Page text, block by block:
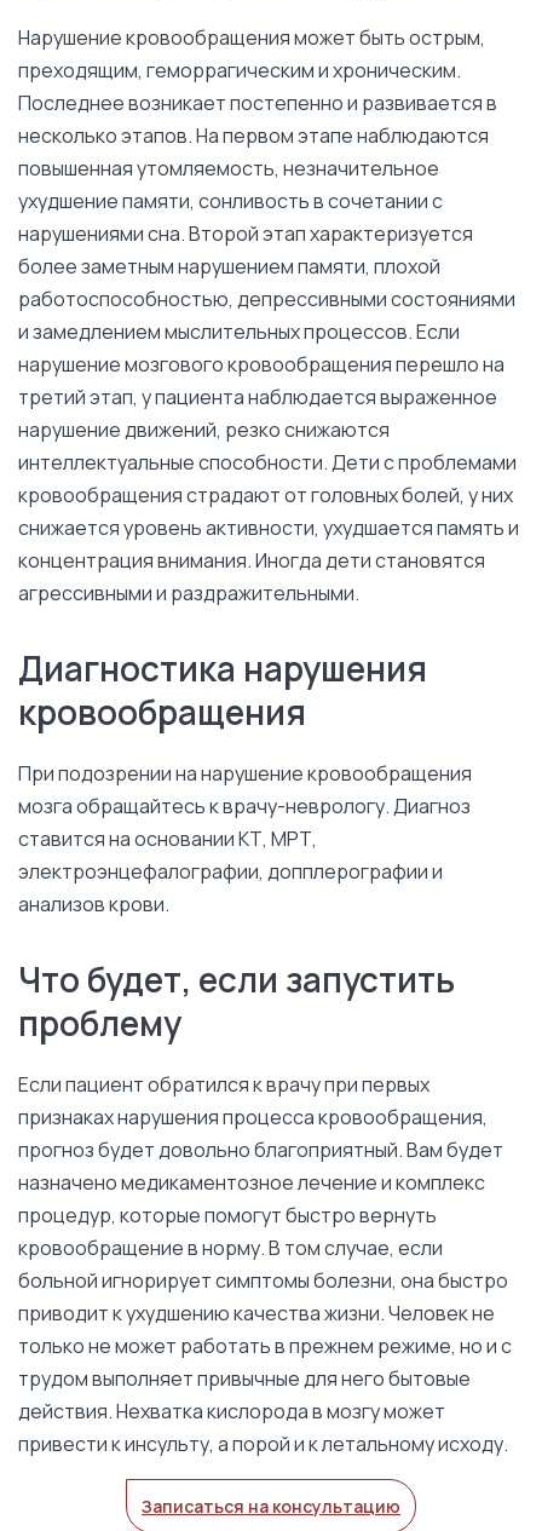
Нарушение кровообращения может быть острым,
преходящим, геморрагическим и хроническим.
Последнее возникает постепенно и развивается в
несколько этапов. На первом этапе наблюдаются
повышенная утомляемость, незначительное
ухудшение памяти, сонливость в сочетании с
нарушениями сна. Второй этап характеризуется
более заметным нарушением памяти, плохой
работоспособностью, депрессивными состояниями
и замедлением мыслительных процессов. Если
нарушение мозгового кровообращения перешло на
третий этап, у пациента наблюдается выраженное
нарушение движений, резко снижаются
интеллектуальные способности. Дети с проблемами
кровообращения страдают от головных болей, у них
снижается уровень активности, ухудшается память и
концентрация внимания. Иногда дети становятся
агрессивными и раздражительными.
Диагностика нарушения
кровообращения
При подозрении на нарушение кровообращения
мозга обращайтесь к врачу-неврологу. Диагноз
ставится на основании КТ, МРТ,
электроэнцефалографии, допплерографии и
анализов крови.
Что будет, если запустить
проблему
Если пациент обратился к врачу при первых
признаках нарушения процесса кровообращения,
прогноз будет довольно благоприятный. Вам будет
назначено медикаментозное лечение и комплекс
процедур, которые помогут быстро вернуть
кровообращение в норму. В том случае, если
больной игнорирует симптомы болезни, она быстро
приводит к ухудшению качества жизни. Человек не
только не может работать в прежнем режиме, но и с
трудом выполняет привычные для него бытовые
действия. Нехватка кислорода в мозгу может
привести к инсульту, а порой и к летальному исходу.
Записаться на консультацию